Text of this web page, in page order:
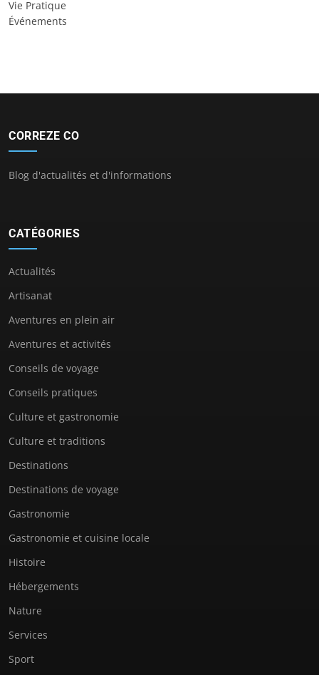
Vie Pratique
Événements
CORREZE CO
Blog d'actualités et d'informations
CATÉGORIES
Actualités
Artisanat
Aventures en plein air
Aventures et activités
Conseils de voyage
Conseils pratiques
Culture et gastronomie
Culture et traditions
Destinations
Destinations de voyage
Gastronomie
Gastronomie et cuisine locale
Histoire
Hébergements
Nature
Services
Sport